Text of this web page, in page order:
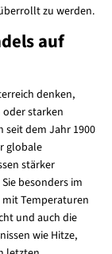
zu werden.
auf
denken,
starken
seit dem Jahr 1900
globale
stärker
besonders im
mit Temperaturen
und auch die
wie Hitze,